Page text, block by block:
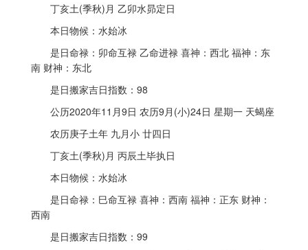
丁亥土(季秋)月 乙卯水昴定日
本日物候：水始冰
是日命禄：卯命互禄 乙命进禄 喜神：西北 福神：东
南 财神：东北
是日搬家吉日指数：98
公历2020年11月9日 农历9月(小)24日 星期一 天蝎座
农历庚子土年 九月小 廿四日
丁亥土(季秋)月 丙辰土毕执日
本日物候：水始冰
是日命禄：巳命互禄 喜神：西南 福神：正东 财神：
西南
是日搬家吉日指数：99